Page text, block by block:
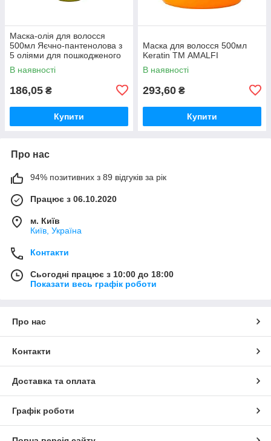
Маска-олія для волосся
500мл Яєчно-пантенолова з
5 оліями для пошкодженого
волосся ТМ O’BERIG
В наявності
186,05 ₴
Купити
Маска для волосся 500мл
Keratin ТМ AMALFI
В наявності
293,60 ₴
Купити
Про нас
94% позитивних з 89 відгуків за рік
Працює з 06.10.2020
м. Київ
Київ, Україна
Контакти
Сьогодні працює з 10:00 до 18:00
Показати весь графік роботи
Про нас
Контакти
Доставка та оплата
Графік роботи